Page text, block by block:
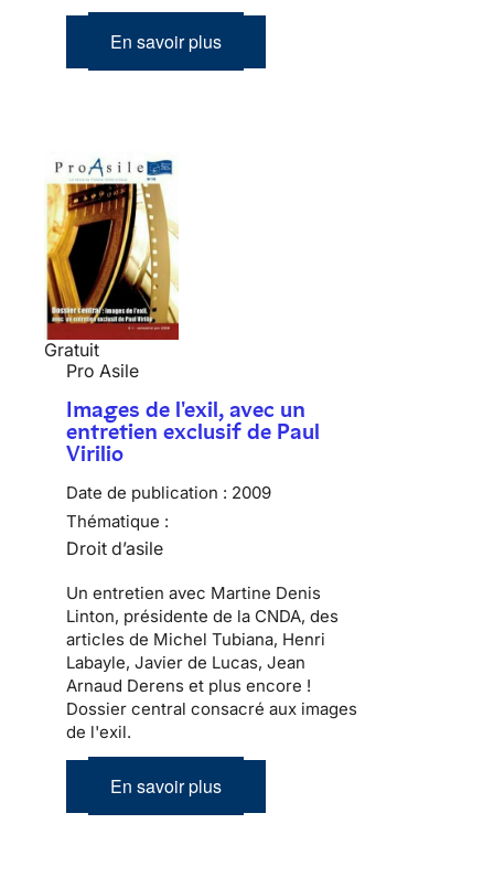
En savoir plus
Gratuit
Pro Asile
Images de l'exil, avec un
entretien exclusif de Paul
Virilio
Date de publication : 2009
Thématique :
Droit d’asile
Un entretien avec Martine Denis
Linton, présidente de la CNDA, des
articles de Michel Tubiana, Henri
Labayle, Javier de Lucas, Jean
Arnaud Derens et plus encore !
Dossier central consacré aux images
de l'exil.
En savoir plus